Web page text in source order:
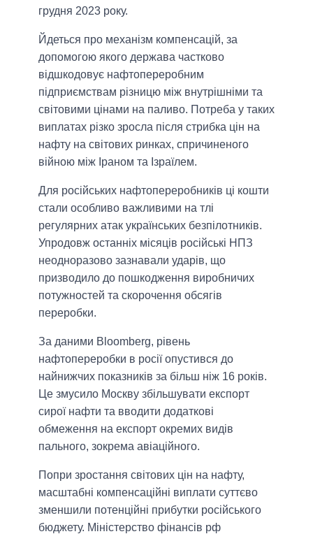
грудня 2023 року.
Йдеться про механізм компенсацій, за
допомогою якого держава частково
відшкодовує нафтопереробним
підприємствам різницю між внутрішніми та
світовими цінами на паливо. Потреба у таких
виплатах різко зросла після стрибка цін на
нафту на світових ринках, спричиненого
війною між Іраном та Ізраїлем.
Для російських нафтопереробників ці кошти
стали особливо важливими на тлі
регулярних атак українських безпілотників.
Упродовж останніх місяців російські НПЗ
неодноразово зазнавали ударів, що
призводило до пошкодження виробничих
потужностей та скорочення обсягів
переробки.
За даними Bloomberg, рівень
нафтопереробки в росії опустився до
найнижчих показників за більш ніж 16 років.
Це змусило Москву збільшувати експорт
сирої нафти та вводити додаткові
обмеження на експорт окремих видів
пального, зокрема авіаційного.
Попри зростання світових цін на нафту,
масштабні компенсаційні виплати суттєво
зменшили потенційні прибутки російського
бюджету. Міністерство фінансів рф